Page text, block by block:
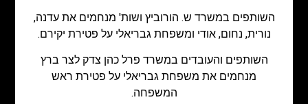
השותפים במשרד ש. הורוביץ ושות' מנחמים את עדנה,
נורית, נחום, אודי ומשפחת גבריאלי על פטירת יקירם.
השותפים והעובדים במשרד פרל כהן צדק לצר ברץ
מנחמים את משפחת גבריאלי על פטירת ראש
המשפחה.